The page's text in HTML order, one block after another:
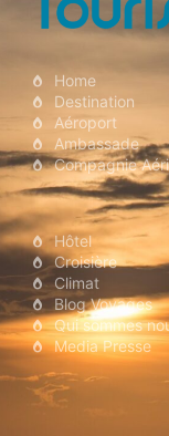
Home
Destination
Aéroport
Ambassade
Compagnie
Hôtel
Croisière
Climat
Blog Voyages
Qui sommes
Media Presse